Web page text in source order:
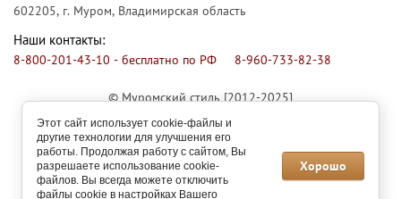
602205, г. Муром, Владимирская область
Наши контакты:
8-800-201-43-10 - бесплатно по РФ 8-960-733-82-38
© Муромский стиль [2012-2025]
Производитель мебели оставляет за собой право вносить
незначительные изменения в конструкцию изделий,
представленных на сайте.
Политика конфиденциальности
Мегагрупп.ру
Этот сайт использует cookie-файлы и
другие технологии для улучшения его
работы. Продолжая работу с сайтом, Вы
разрешаете использование cookie-
файлов. Вы всегда можете отключить
файлы cookie в настройках Вашего
Хорошо